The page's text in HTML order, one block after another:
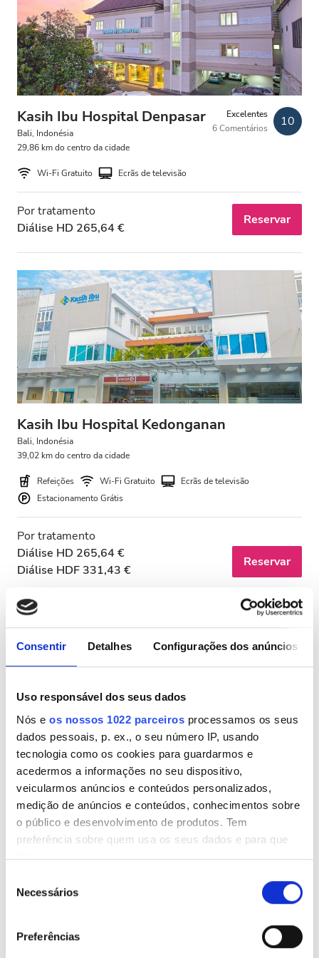
Consentir Detalhes Configurações dos anúncios
Uso responsável dos seus dados
Nós e os nossos 1022 parceiros processamos os seus
dados pessoais, p. ex., o seu número IP, usando
tecnologia como os cookies para guardarmos e
acedermos a informações no seu dispositivo,
veicularmos anúncios e conteúdos personalizados,
medição de anúncios e conteúdos, conhecimentos sobre
o público e desenvolvimento de produtos. Tem
preferência sobre quem usa os seus dados e para que
fins.
Se permitir, gostaríamos também de:
geográfica as quais podem ter uma precisão de
vários metros
Necessários
Preferências
Pacientes com HIV
Pacientes com Hepatite B
Pacientes com Hepatite C
CMSD
Refeições
Ecrãs de televisão
Transferência Gratuita
Estacionamento Grátis
Preço
0-100 EUR
100 - 200 EUR
200 - 300 EUR
300+ EUR
Todos os Turnos
Final da tarde
Avaliação
Boas
Muito Boas
Excelentes
Kasih Ibu Hospital Denpasar
Bali, Indonésia
29,86 km do centro da cidade
Excelentes
6 Comentários
10
Wi-Fi Gratuito Ecrãs de televisão
Por tratamento
Diálise HD 265,64 €
Reservar
Kasih Ibu Hospital Kedonganan
Bali, Indonésia
39,02 km do centro da cidade
Refeições Wi-Fi Gratuito
Ecrãs de televisão
Estacionamento Grátis
Por tratamento
Diálise HD 265,64 €
Diálise HDF 331,43 €
Reservar
Kasih Ibu Hospital Saba
Bali, Indonésia
Wi-Fi Gratuito Ecrãs de televisão
Por tratamento
Diálise HDF 331,43 €
Reservar